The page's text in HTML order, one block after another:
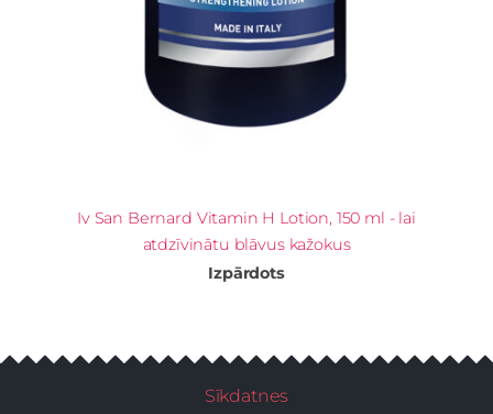
Iv San Bernard Vitamin H Lotion, 150 ml - lai
atdzīvinātu blāvus kažokus
Izpārdots
Sīkdatnes